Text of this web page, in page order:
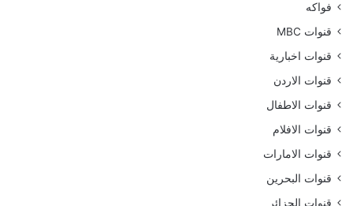
فواكه
قنوات MBC
قنوات اخبارية
قنوات الاردن
قنوات الاطفال
قنوات الافلام
قنوات الامارات
قنوات البحرين
قنوات الجزائر